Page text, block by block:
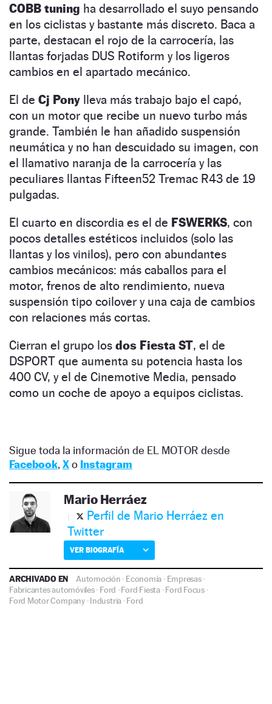
COBB tuning ha desarrollado el suyo pensando
en los ciclistas y bastante más discreto. Baca a
parte, destacan el rojo de la carrocería, las
llantas forjadas DUS Rotiform y los ligeros
cambios en el apartado mecánico.
El de Cj Pony lleva más trabajo bajo el capó,
con un motor que recibe un nuevo turbo más
grande. También le han añadido suspensión
neumática y no han descuidado su imagen, con
el llamativo naranja de la carrocería y las
peculiares llantas Fifteen52 Tremac R43 de 19
pulgadas.
El cuarto en discordia es el de FSWERKS, con
pocos detalles estéticos incluidos (solo las
llantas y los vinilos), pero con abundantes
cambios mecánicos: más caballos para el
motor, frenos de alto rendimiento, nueva
suspensión tipo coilover y una caja de cambios
con relaciones más cortas.
Cierran el grupo los dos Fiesta ST, el de
DSPORT que aumenta su potencia hasta los
400 CV, y el de Cinemotive Media, pensado
como un coche de apoyo a equipos ciclistas.
Sigue toda la información de EL MOTOR desde
Facebook, Xo Instagram
Mario Herráez
Perfil de Mario Herráez en
Twitter
VER BIOGRAFÍA
ARCHIVADO EN Automoción · Economía · Empresas·
Fabricantes automóviles· Ford ·Ford Fiesta·Ford Focus·
Ford Motor Company·Industria ·Ford